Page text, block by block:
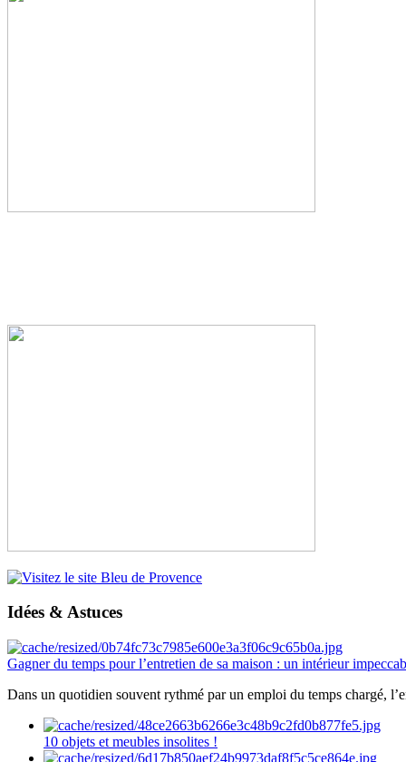
Idées & Astuces
Gagner du temps pour l’entretien de sa maison : un intérieur
Dans un quotidien souvent rythmé par un emploi du temps chargé,
10 objets et meubles insolites !